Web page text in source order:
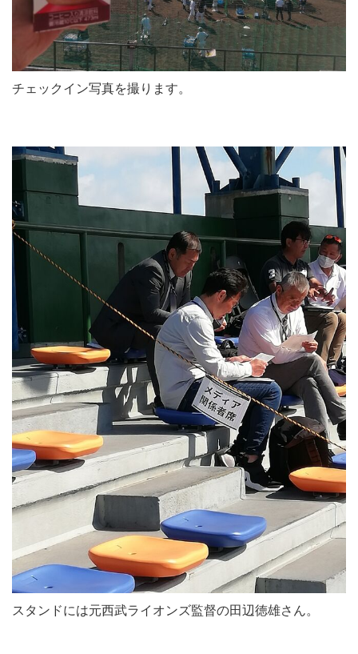
チェックイン写真を撮ります。
スタンドには元西武ライオンズ監督の田辺徳雄さん。